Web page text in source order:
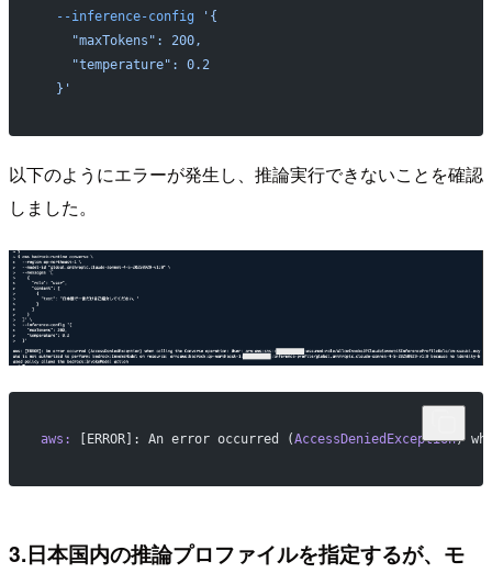
  --inference-config
'{
    "maxTokens": 200,
    "temperature": 0.2
  }'
以下のようにエラーが発生し、推論実行できないことを確認
しました。
aws: [ERROR]: An error occurred (AccessDeniedException)
3.日本国内の推論プロファイルを指定するが、モ